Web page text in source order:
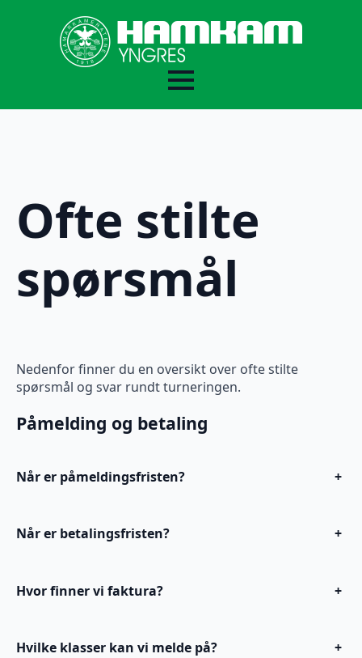
For deltakere og foreldre
Ofte stilte
spørsmål
Nedenfor finner du en oversikt over ofte stilte
spørsmål og svar rundt turneringen.
Påmelding og betaling
Når er påmeldingsfristen? +
Når er betalingsfristen? +
Hvor finner vi faktura? +
Hvilke klasser kan vi melde på? +